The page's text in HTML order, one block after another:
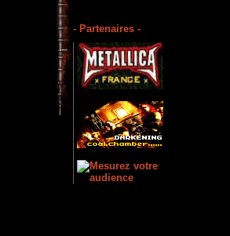
- Partenaires -